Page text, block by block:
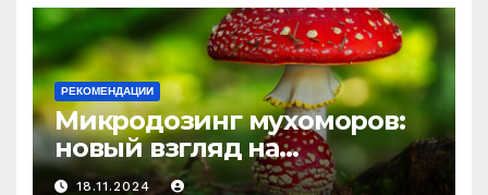
РЕКОМЕНДАЦИИ
Микродозинг мухоморов:
новый взгляд на
психоделику
18.11.2024